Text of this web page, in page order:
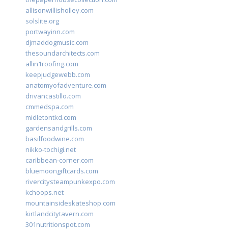
allisonwillisholley.com
solslite.org
portwayinn.com
djmaddogmusic.com
thesoundarchitects.com
allin1roofing.com
keepjudgewebb.com
anatomyofadventure.com
drivancastillo.com
cmmedspa.com
midletontkd.com
gardensandgrills.com
basilfoodwine.com
nikko-tochigi.net
caribbean-corner.com
bluemoongiftcards.com
rivercitysteampunkexpo.com
kchoops.net
mountainsideskateshop.com
kirtlandcitytavern.com
301nutritionspot.com